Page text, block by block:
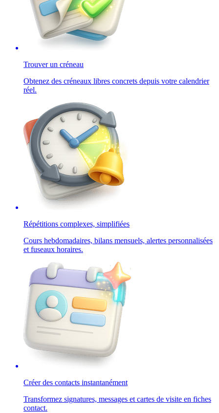
Trouver un créneau
Obtenez des créneaux libres concrets depuis votre calendrier
réel.
Répétitions complexes, simplifiées
Cours hebdomadaires, bilans mensuels, alertes personnalisées
et fuseaux horaires.
Créer des contacts instantanément
Transformez signatures, messages et cartes de visite en fiches
contact.